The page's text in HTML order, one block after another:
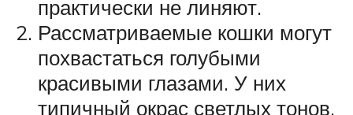
практически не линяют.
Рассматриваемые кошки могут
похвастаться голубыми
красивыми глазами. У них
типичный окрас светлых тонов.